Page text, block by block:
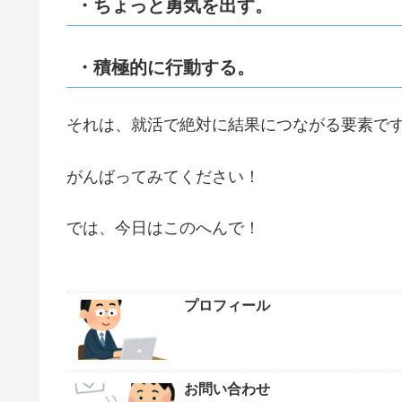
・ちょっと勇気を出す。
・積極的に行動する。
それは、就活で絶対に結果につながる要素で
がんばってみてください！
では、今日はこのへんで！
プロフィール
お問い合わせ